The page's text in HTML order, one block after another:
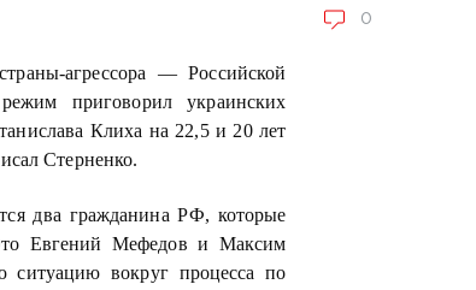
0
агрессора — Российской
приговорил украинских
Клиха на 22,5 и 20 лет
Стерненко.
два гражданина РФ, которые
Евгений Мефедов и Максим
ситуацию вокруг процесса по